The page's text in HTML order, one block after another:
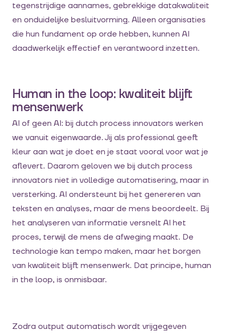
tegenstrijdige aannames, gebrekkige datakwaliteit
en onduidelijke besluitvorming. Alleen organisaties
die hun fundament op orde hebben, kunnen AI
daadwerkelijk effectief en verantwoord inzetten.
Human in the loop: kwaliteit blijft
mensenwerk
AI of geen AI: bij dutch process innovators werken
we vanuit eigenwaarde. Jij als professional geeft
kleur aan wat je doet en je staat vooral voor wat je
aflevert. Daarom geloven we bij dutch process
innovators niet in volledige automatisering, maar in
versterking. AI ondersteunt bij het genereren van
teksten en analyses, maar de mens beoordeelt. Bij
het analyseren van informatie versnelt AI het
proces, terwijl de mens de afweging maakt. De
technologie kan tempo maken, maar het borgen
van kwaliteit blijft mensenwerk. Dat principe, human
in the loop, is onmisbaar.
Zodra output automatisch wordt vrijgegeven